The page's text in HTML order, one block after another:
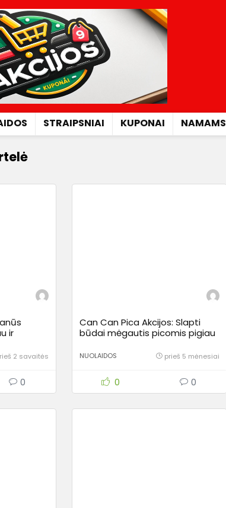
STRAIPSNIAI KUPONAI NAMAMS
ir
2 savaitės
0
Can Can Pica Akcijos: Slapti
būdai mėgautis picomis pigiau
NUOLAIDOS prieš 5 mėnesiai
0 0